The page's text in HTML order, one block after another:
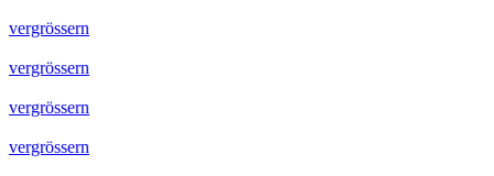
vergrössern
vergrössern
vergrössern
vergrössern